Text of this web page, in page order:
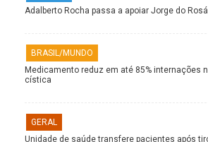
Adalberto Rocha passa a apoiar Jorge do
BRASIL/MUNDO
Medicamento reduz em até 85% internações
cística
GERAL
Unidade de saúde transfere pacientes após